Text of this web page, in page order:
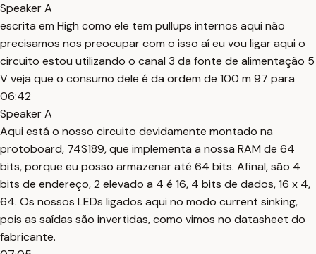
Speaker A
escrita em High como ele tem pullups internos aqui não
precisamos nos preocupar com o isso aí eu vou ligar aqui o
circuito estou utilizando o canal 3 da fonte de alimentação 5
V veja que o consumo dele é da ordem de 100 m 97 para
06:42
Speaker A
Aqui está o nosso circuito devidamente montado na
protoboard, 74S189, que implementa a nossa RAM de 64
bits, porque eu posso armazenar até 64 bits. Afinal, são 4
bits de endereço, 2 elevado a 4 é 16, 4 bits de dados, 16 x 4,
64. Os nossos LEDs ligados aqui no modo current sinking,
pois as saídas são invertidas, como vimos no datasheet do
fabricante.